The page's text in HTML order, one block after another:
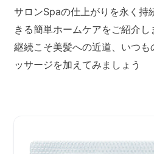
サロンSpaの仕上がりを永く持
きる簡単ホームケアをご紹介し
継続こそ美髪への近道、いつ
ッサージを加えてみましょう